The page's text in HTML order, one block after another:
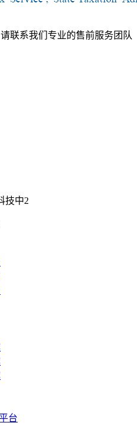
联系我们专业的售前服务团队
技中2
台